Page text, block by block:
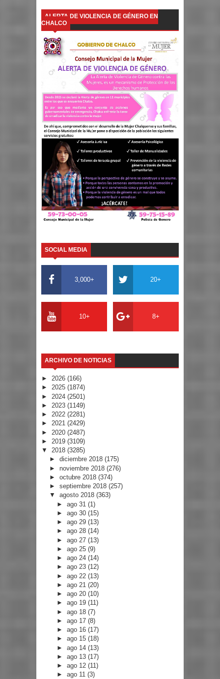
ALERTA DE VIOLENCIA DE GÉNERO EN
CHALCO
SOCIAL MEDIA
3,000+ 20+
10+ 8+
ARCHIVO DE NOTICIAS
► 2026 (166)
► 2025 (1874)
► 2024 (2501)
► 2023 (1149)
► 2022 (2281)
► 2021 (2429)
► 2020 (2487)
► 2019 (3109)
▼ 2018 (3285)
► diciembre 2018 (175)
► noviembre 2018 (276)
► octubre 2018 (374)
► septiembre 2018 (257)
▼ agosto 2018 (363)
►ago 31(1)
►ago 30(15)
►ago 29(13)
►ago 28(14)
►ago 27(13)
►ago 25(9)
►ago 24(14)
►ago 23(12)
►ago 22(13)
►ago 21(20)
►ago 20(10)
►ago 19(11)
►ago 18(7)
►ago 17(8)
►ago 16(17)
►ago 15(18)
►ago 14(13)
►ago 13(17)
►ago 12(11)
►ago 11(3)